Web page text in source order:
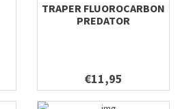
TRAPER FLUOROCARBON
PREDATOR
€11,95